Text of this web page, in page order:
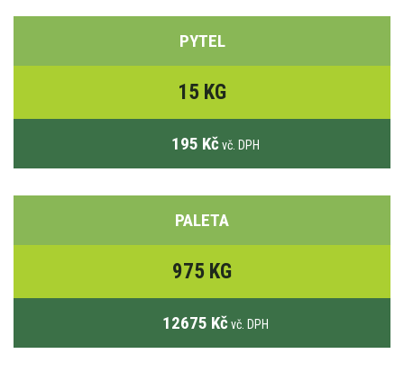
PYTEL
15 KG
195 Kč vč. DPH
PALETA
975 KG
12675 Kč vč. DPH